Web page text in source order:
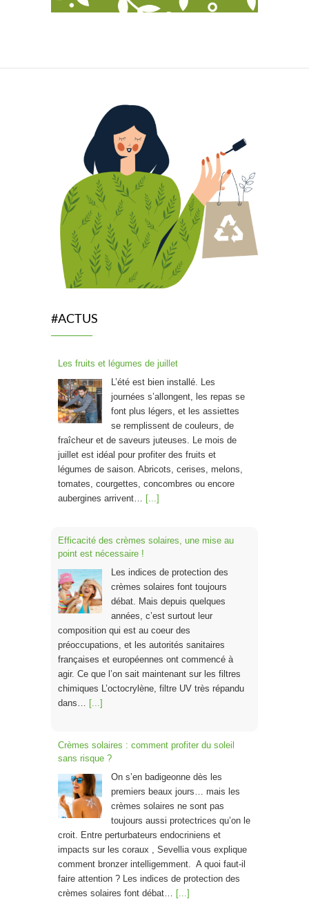
#ACTUS
Les fruits et légumes de juillet
L’été est bien installé. Les
journées s’allongent, les repas se
font plus légers, et les assiettes
se remplissent de couleurs, de
fraîcheur et de saveurs juteuses. Le mois de
juillet est idéal pour profiter des fruits et
légumes de saison. Abricots, cerises, melons,
tomates, courgettes, concombres ou encore
aubergines arrivent…
[...]
Efficacité des crèmes solaires, une mise au
point est nécessaire !
Les indices de protection des
crèmes solaires font toujours
débat. Mais depuis quelques
années, c’est surtout leur
composition qui est au coeur des
préoccupations, et les autorités sanitaires
françaises et européennes ont commencé à
agir. Ce que l’on sait maintenant sur les filtres
chimiques L’octocrylène, filtre UV très répandu
dans…
[...]
Crèmes solaires : comment profiter du soleil
sans risque ?
On s’en badigeonne dès les
premiers beaux jours… mais les
crèmes solaires ne sont pas
toujours aussi protectrices qu’on le
croit. Entre perturbateurs endocriniens et
impacts sur les coraux , Sevellia vous explique
comment bronzer intelligemment. A quoi faut-il
faire attention ? Les indices de protection des
crèmes solaires font débat…
[...]